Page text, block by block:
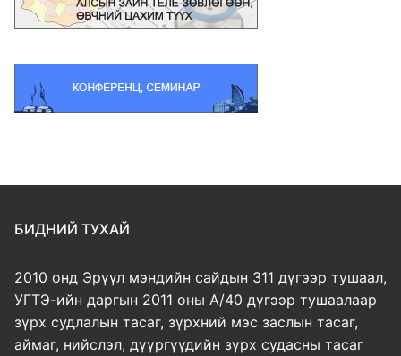
БИДНИЙ ТУХАЙ
2010 онд Эрүүл мэндийн сайдын 311 дүгээр тушаал,
УГТЭ-ийн даргын 2011 оны А/40 дүгээр тушаалаар
зүрх судлалын тасаг, зүрхний мэс заслын тасаг,
аймаг, нийслэл, дүүргүүдийн зүрх судасны тасаг